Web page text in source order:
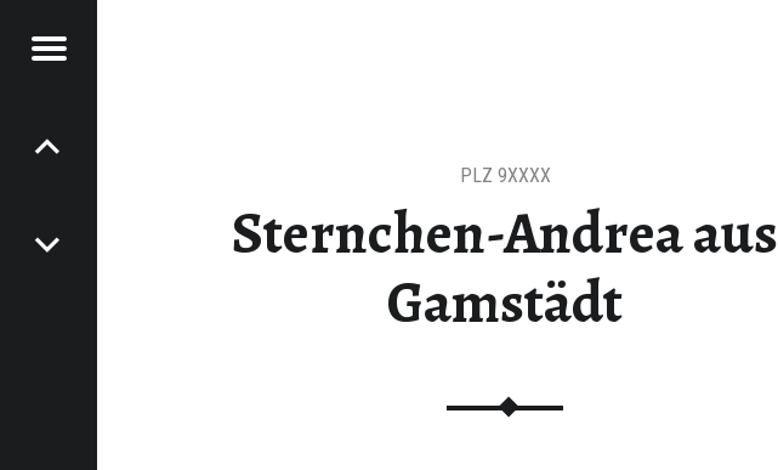
Menu
Post
navigationSternchen-Andrea aus
Gamstädt
PLZ 9XXXX